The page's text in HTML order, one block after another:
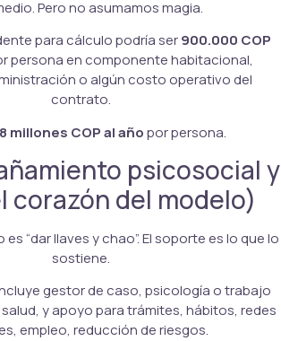
Pero no asumamos magia.
para cálculo podría ser900.000 COP
persona en componente habitacional,
o algún costo operativo del
contrato.
millones COP al añopor persona.
psicosocial y
corazón del modelo)
es “dar llaves y chao”. El soporte es lo que lo
sostiene.
gestor de caso, psicología o trabajo
y apoyo para trámites, hábitos, redes
empleo, reducción de riesgos.